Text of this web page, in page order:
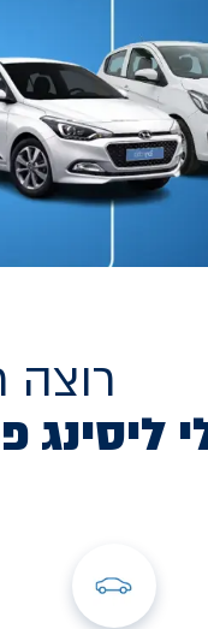
ליסינג